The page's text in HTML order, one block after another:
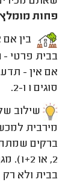
פחות
בין
בבית פרטי -
אם אין -
סוגים 1 ו-2.
שילוב
מירבית
ברקים
2,
בבית ולא